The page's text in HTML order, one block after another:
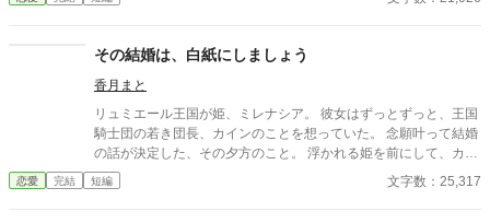
み躙られることになる…… ※本編は悲恋です。 ※裏話や番外編を
ご注意ください。 ※本編2(＋0.5)、裏話１、番外編２の計5(＋0.
5)話です。
その結婚は、白紙にしましょう
香月まと
リュミエール王国が姫、ミレナシア。 彼女はずっとずっと、王国
騎士団の若き団長、カインのことを想っていた。 念願叶って結婚
の話が決定した、その夕方のこと。 浮かれる姫を前にして、カイ
ンの口から出た言葉は「白い結婚にとさせて頂きたい」 身分とか
立場とか何とか話しているが、姫は急速にその声が遠くなってい
恋愛 完結 短編 文字数：25,317